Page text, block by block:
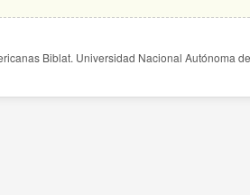
Biblat. Universidad Nacional Autónoma